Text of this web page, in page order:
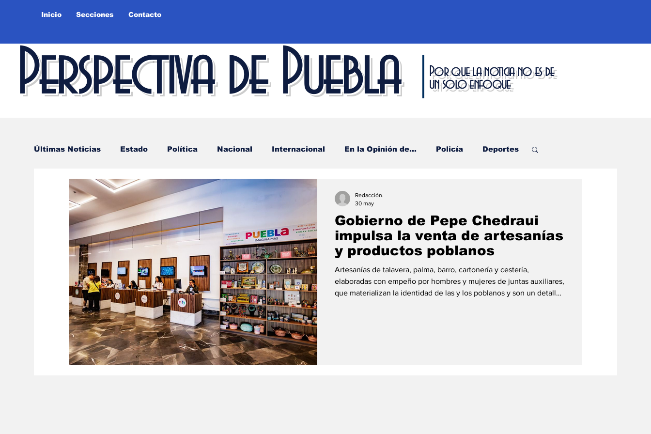
Inicio Secciones Contacto
Perspectiva de Puebla Por que la noticia no es de
un solo enfoque
Últimas Noticias Estado Política Nacional Internacional En la Opinión de... Policía Deportes
Educación Ciudad Ciencia y Tecnología Cultura
Gobierno de Pepe Chedraui
impulsa la venta de artesanías
y productos poblanos
Artesanías de talavera, palma, barro, cartonería y cestería,
elaboradas con empeño por hombres y mujeres de juntas auxiliares,
que materializan la identidad de las y los poblanos y son un detalle
Redacción.
30 may